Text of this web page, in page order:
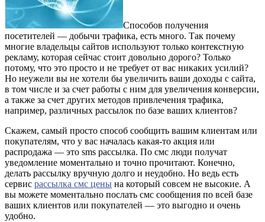
Способов получения
посетителей — добычи трафика, есть много. Так почему
многие владельцы сайтов используют только контекстную
рекламу, которая сейчас стоит довольно дорого? Только
потому, что это просто и не требует от вас никаких усилий?
Но неужели вы не хотели бы увеличить ваши доходы с сайта,
в том числе и за счет работы с ним для увеличения конверсии,
а также за счет других методов привлечения трафика,
например, различных рассылок по базе ваших клиентов?
Скажем, самый просто способ сообщить вашим клиентам или
покупателям, что у вас началась какая-то акция или
распродажа — это sms рассылка. По смс люди получат
уведомление моментально и точно прочитают. Конечно,
делать рассылку вручную долго и неудобно. Но ведь есть
сервис рассылка смс цены на который совсем не высокие. А
вы можете моментально послать смс сообщения по всей базе
ваших клиентов или покупателей — это выгодно и очень
удобно.